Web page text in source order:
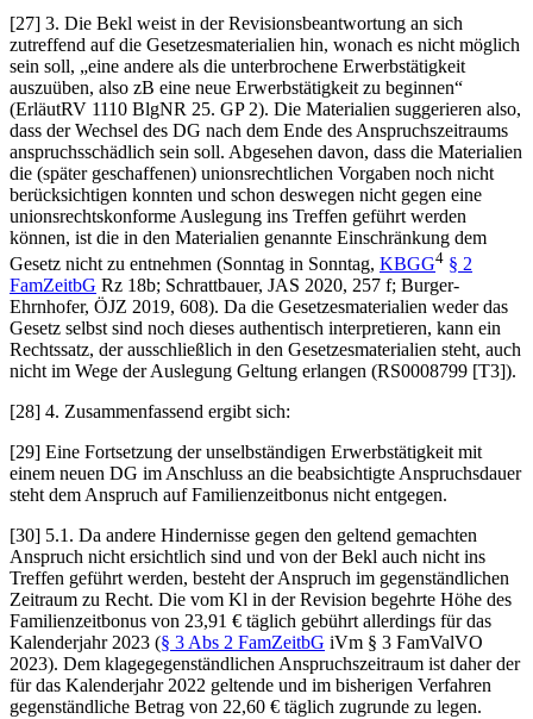
[27] 3. Die Bekl weist in der Revisionsbeantwortung an sich
zutreffend auf die Gesetzesmaterialien hin, wonach es nicht möglich
sein soll, „eine andere als die unterbrochene Erwerbstätigkeit
auszuüben, also zB eine neue Erwerbstätigkeit zu beginnen“
(ErläutRV 1110 BlgNR 25. GP 2). Die Materialien suggerieren also,
dass der Wechsel des DG nach dem Ende des Anspruchszeitraums
anspruchsschädlich sein soll. Abgesehen davon, dass die Materialien
die (später geschaffenen) unionsrechtlichen Vorgaben noch nicht
berücksichtigen konnten und schon deswegen nicht gegen eine
unionsrechtskonforme Auslegung ins Treffen geführt werden
können, ist die in den Materialien genannte Einschränkung dem
Gesetz nicht zu entnehmen (Sonntag in Sonntag, KBGG4 § 2
FamZeitbG Rz 18b; Schrattbauer, JAS 2020, 257 f; Burger-
Ehrnhofer, ÖJZ 2019, 608). Da die Gesetzesmaterialien weder das
Gesetz selbst sind noch dieses authentisch interpretieren, kann ein
Rechtssatz, der ausschließlich in den Gesetzesmaterialien steht, auch
nicht im Wege der Auslegung Geltung erlangen (RS0008799 [T3]).
[28] 4. Zusammenfassend ergibt sich:
[29] Eine Fortsetzung der unselbständigen Erwerbstätigkeit mit
einem neuen DG im Anschluss an die beabsichtigte Anspruchsdauer
steht dem Anspruch auf Familienzeitbonus nicht entgegen.
[30] 5.1. Da andere Hindernisse gegen den geltend gemachten
Anspruch nicht ersichtlich sind und von der Bekl auch nicht ins
Treffen geführt werden, besteht der Anspruch im gegenständlichen
Zeitraum zu Recht. Die vom Kl in der Revision begehrte Höhe des
Familienzeitbonus von 23,91 € täglich gebührt allerdings für das
Kalenderjahr 2023 (§ 3 Abs 2 FamZeitbG iVm § 3 FamValVO
2023). Dem klagegegenständlichen Anspruchszeitraum ist daher der
für das Kalenderjahr 2022 geltende und im bisherigen Verfahren
gegenständliche Betrag von 22,60 € täglich zugrunde zu legen.